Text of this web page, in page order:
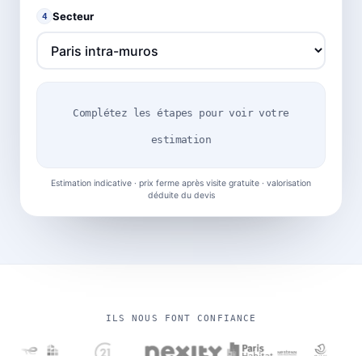
4 Secteur
Complétez les étapes pour voir votre
estimation
Estimation indicative · prix ferme après visite gratuite · valorisation
déduite du devis
ILS NOUS FONT CONFIANCE